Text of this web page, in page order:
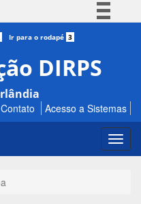
Simplifique!
Participe
Acesso à informação
Legislação
Ir para o rodapé 3
DIRPS
Contato Acesso a Sistemas